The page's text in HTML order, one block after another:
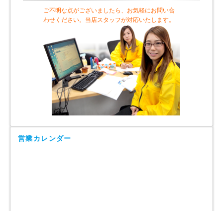
ご不明な点がございましたら、お気軽にお問い合
わせください。当店スタッフが対応いたします。
営業カレンダー